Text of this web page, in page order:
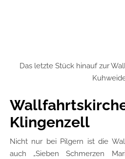
Das letzte Stück hinauf zur
Klingenzell
Nicht nur bei Pilgern ist die
auch „Sieben Schmerzen